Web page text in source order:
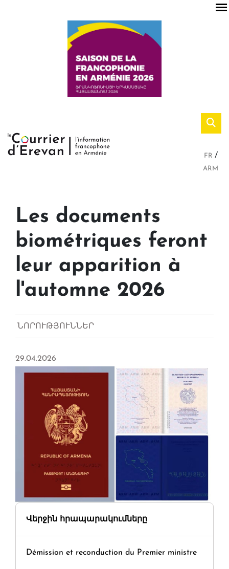
FR
ARM
Les documents
biométriques feront
leur apparition à
l'automne 2026
ՆՈՐՈՒԹՅՈՒՆՆԵՐ
29.04.2026
Վերջին հրապարակումները
Démission et reconduction du Premier ministre